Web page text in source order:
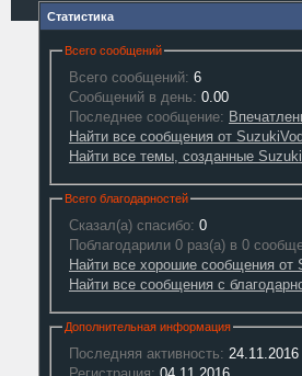
Статистика
Всего сообщений
Всего сообщений: 6
Сообщений в день: 0.00
Последнее сообщение:
Найти все сообщения от
Найти все темы, созданные
Всего благодарностей
Сказал(а) спасибо: 0
Поблагодарили 0 раз(а) в 0
Найти все хорошие сообщения от
Найти все сообщения с
Дополнительная информация
Последняя активность: 24.11.2016